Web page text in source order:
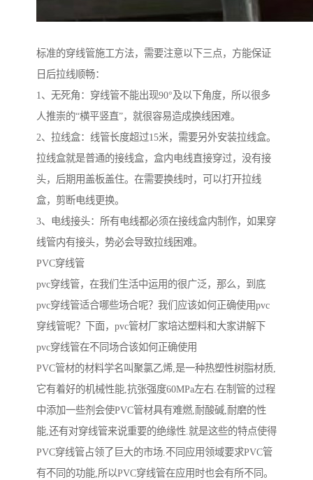
标准的穿线管施工方法，需要注意以下三点，方能保证
日后拉线顺畅：
1、无死角：穿线管不能出现90°及以下角度，所以很多
人推崇的“横平竖直”，就很容易造成换线困难。
2、拉线盒：线管长度超过15米，需要另外安装拉线盒。
拉线盒就是普通的接线盒，盒内电线直接穿过，没有接
头，后期用盖板盖住。在需要换线时，可以打开拉线
盒，剪断电线更换。
3、电线接头：所有电线都必须在接线盒内制作，如果穿
线管内有接头，势必会导致拉线困难。
PVC穿线管
pvc穿线管，在我们生活中运用的很广泛，那么，到底
pvc穿线管适合哪些场合呢？我们应该如何正确使用pvc
穿线管呢？下面，pvc管材厂家培达塑料和大家讲解下
pvc穿线管在不同场合该如何正确使用
PVC管材的材料学名叫聚氯乙烯,是一种热塑性树脂材质,
它有着好的机械性能,抗张强度60MPa左右.在制管的过程
中添加一些剂会使PVC管材具有难燃,耐酸碱,耐磨的性
能,还有对穿线管来说重要的绝缘性.就是这些的特点使得
PVC穿线管占领了巨大的市场.不同应用领域要求PVC管
有不同的功能,所以PVC穿线管在应用时也会有所不同。